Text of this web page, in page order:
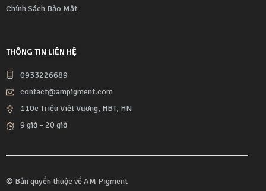
Chính Sách Bảo Mật
THÔNG TIN LIÊN HỆ
0933226689
contact@ampigment.com
110c Triệu Việt Vương, HBT, HN
9 giờ – 20 giờ
© Bản quyền thuộc vềAM Pigment